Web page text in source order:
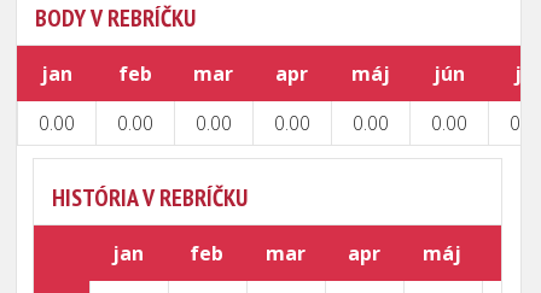
BODY V REBRÍČKU
jan feb mar apr máj jún
júl
0.00
0.00 0.00 0.00 0.00 0.00
HISTÓRIA V REBRÍČKU
jan feb mar apr máj